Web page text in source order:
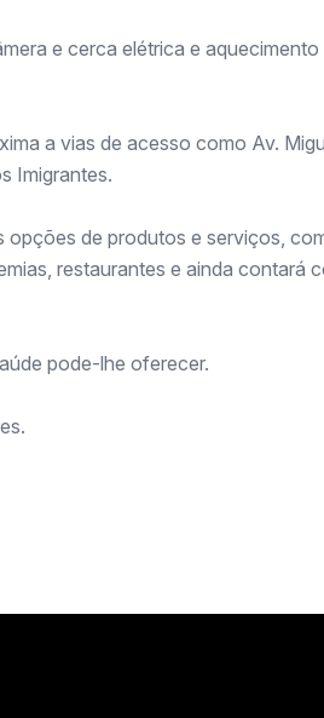
e cerca elétrica e
a vias de acesso como Av.
Imigrantes.
de produtos e serviços,
restaurantes e ainda contará
pode-lhe oferecer.